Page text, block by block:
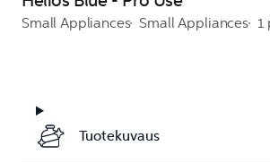
Small Appliances Small Appliances 1
Tuotekuvaus